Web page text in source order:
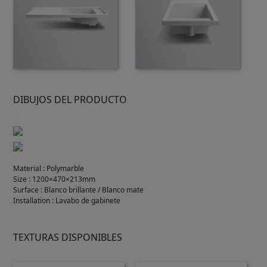
DIBUJOS DEL PRODUCTO
Material : Polymarble
Size : 1200×470×213mm
Surface : Blanco brillante / Blanco mate
Installation : Lavabo de gabinete
TEXTURAS DISPONIBLES